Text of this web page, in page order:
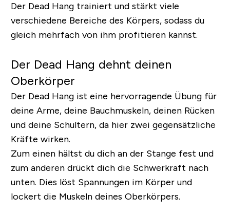
Der Dead Hang trainiert und stärkt viele
verschiedene Bereiche des Körpers, sodass du
gleich mehrfach von ihm profitieren kannst.
Der Dead Hang dehnt deinen
Oberkörper
Der Dead Hang ist eine hervorragende Übung für
deine Arme, deine Bauchmuskeln, deinen Rücken
und deine Schultern, da hier zwei gegensätzliche
Kräfte wirken.
Zum einen hältst du dich an der Stange fest und
zum anderen drückt dich die Schwerkraft nach
unten. Dies löst Spannungen im Körper und
lockert die Muskeln deines Oberkörpers.